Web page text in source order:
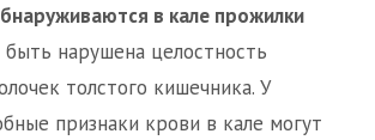
в кале прожилки
нарушена целостность
толстого кишечника. У
признаки крови в кале могут